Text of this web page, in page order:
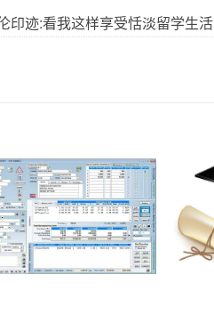
印迹:看我这样享受恬淡留学生活